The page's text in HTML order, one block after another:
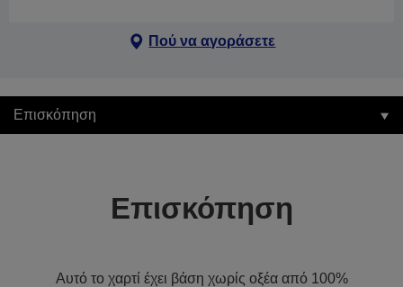
Πού να αγοράσετε
Επισκόπηση
Επισκόπηση
Αυτό το χαρτί έχει βάση χωρίς οξέα από 100%